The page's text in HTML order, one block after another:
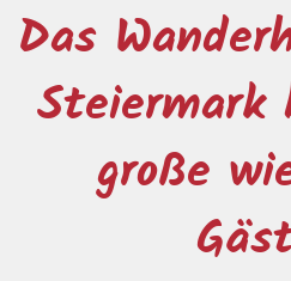
Das
große